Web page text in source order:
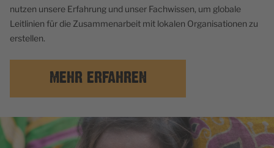
nutzen unsere Erfahrung und unser Fachwissen, um globale
Leitlinien für die Zusammenarbeit mit lokalen Organisationen zu
erstellen.
MEHR ERFAHREN